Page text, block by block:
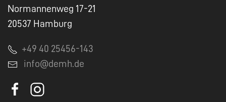
Normannenweg 17-21
20537 Hamburg
+49 40 25456-143
info@demh.de